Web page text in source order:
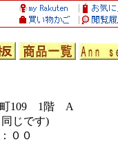
109 1階 A
じです)
０